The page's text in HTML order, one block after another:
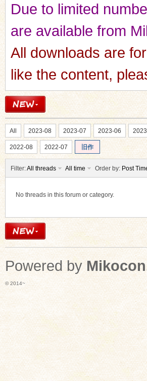
Due to limited
are available from
All downloads are
like the content,
All 2023-08 2023-07 2023-06
2022-08 2022-07 旧作
Filter:All threads All time Order by: Post
No threads in this forum or category.
Powered by
© 2014~